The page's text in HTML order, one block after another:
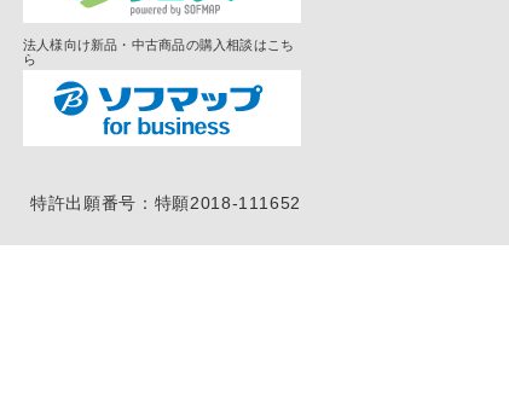
法人様向け新品・中古商品の購入相談はこち
ら
特許出願番号：特願2018-111652